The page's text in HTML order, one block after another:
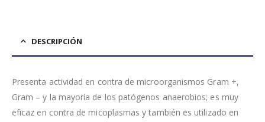
DESCRIPCIÓN
Presenta actividad en contra de microorganismos Gram +,
Gram – y la mayoría de los patógenos anaerobios; es muy
eficaz en contra de micoplasmas y también es utilizado en